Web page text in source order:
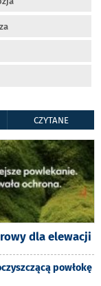
CZYTANE
dla elewacji
powłokę